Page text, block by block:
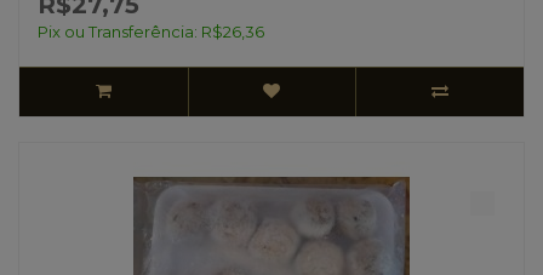
Pix ou Transferência: R$26,36